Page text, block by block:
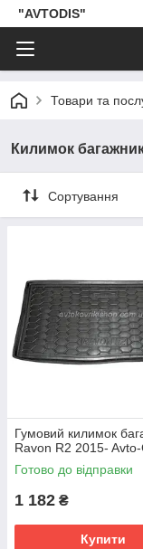
"AVTODIS"
Товари та
Килимок
Сортування
Гумовий килимок
Ravon R2 2015-
Готово до відправки
1 182 ₴
Купити